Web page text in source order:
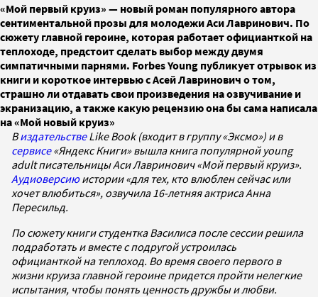
«Мой первый круиз» — новый роман популярного автора
сентиментальной прозы для молодежи Аси Лавринович. По
сюжету главной героине, которая работает официанткой на
теплоходе, предстоит сделать выбор между двумя
симпатичными парнями. Forbes Young публикует отрывок из
книги и короткое интервью с Асей Лавринович о том,
страшно ли отдавать свои произведения на озвучивание и
экранизацию, а также какую рецензию она бы сама написала
на «Мой новый круиз»
ВиздательствеLike Book (входит в группу «Эксмо») и в
сервисе«Яндекс Книги» вышла книга популярной young
adult писательницы Аси Лавринович «Мой первый круиз».
Аудиоверсиюистории «для тех, кто влюблен сейчас или
хочет влюбиться», озвучила 16-летняя актриса Анна
Пересильд.
По сюжету книги студентка Василиса после сессии решила
подработать и вместе с подругой устроилась
официанткой на теплоход. Во время своего первого в
жизни круиза главной героине придется пройти нелегкие
испытания, чтобы понять ценность дружбы и любви.